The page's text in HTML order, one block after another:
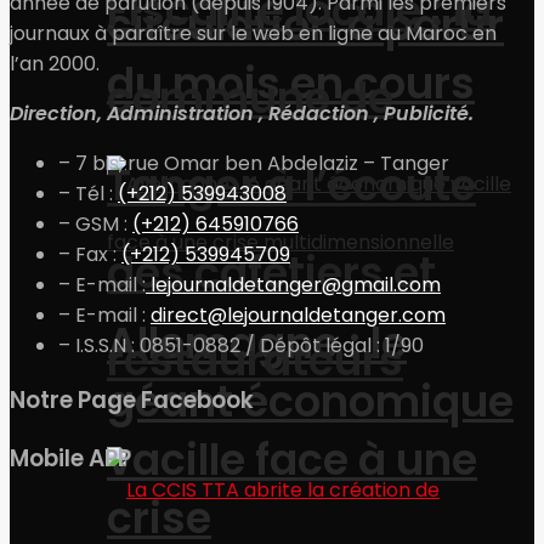
circulation à partir
du mois en cours
Allemagne : le
géant économique
vacille face à une
crise
commune de
Tanger à l’écoute
des cafetiers et
restaurateurs
journaux à paraître sur le web en ligne au Maroc en
l’an 2000.
Direction, Administration , Rédaction , Publicité.
– 7 bis, rue Omar ben Abdelaziz – Tanger
– Tél : (+212) 539943008
– GSM : (+212) 645910766
– Fax :(+212) 539945709
– E-mail :lejournaldetanger@gmail.com
– E-mail : direct@lejournaldetanger.com
– I.S.S.N : 0851-0882 / Dépôt légal : 1/90
Notre Page Facebook
Mobile APP